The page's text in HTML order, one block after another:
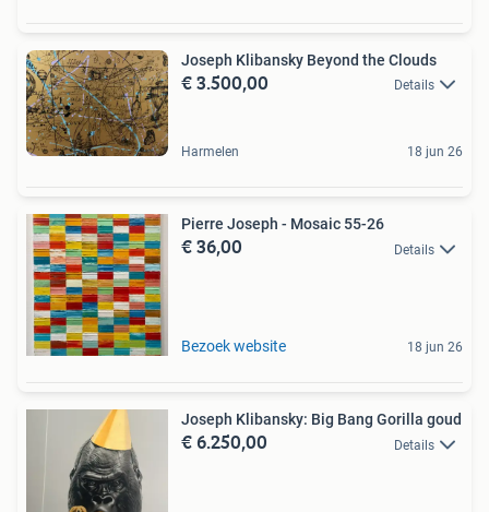
Joseph Klibansky Beyond the Clouds
€ 3.500,00 Details
Harmelen 18 jun 26
Pierre Joseph - Mosaic 55-26
€ 36,00 Details
Bezoek website 18 jun 26
Joseph Klibansky: Big Bang Gorilla goud
€ 6.250,00 Details